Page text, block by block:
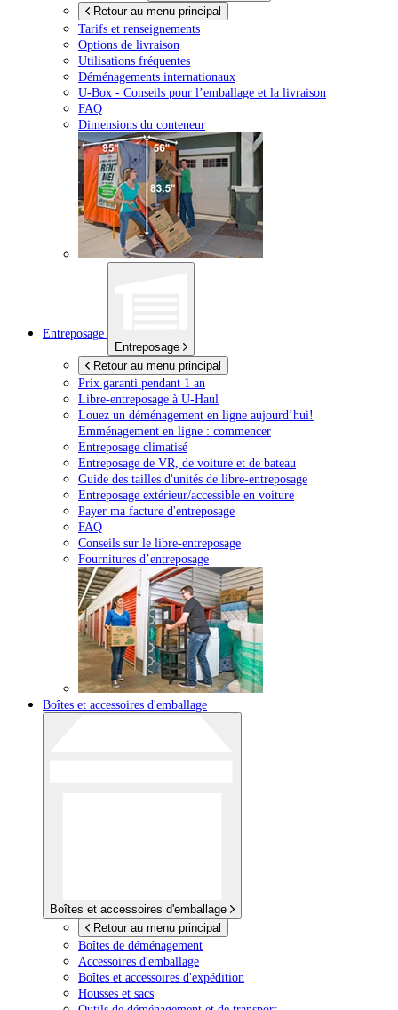
Retour au menu principal
Tarifs et renseignements
Options de livraison
Utilisations fréquentes
Déménagements internationaux
U-Box - Conseils pour l’emballage et la livraison
FAQ
Dimensions du conteneur
Entreposage
Entreposage
Retour au menu principal
Prix garanti pendant 1 an
Libre-entreposage à U-Haul
Louez un déménagement en ligne aujourd’hui!
Emménagement en ligne : commencer
Entreposage climatisé
Entreposage de VR, de voiture et de bateau
Guide des tailles d'unités de libre-entreposage
Entreposage extérieur/accessible en voiture
Payer ma facture d'entreposage
FAQ
Conseils sur le libre-entreposage
Fournitures d’entreposage
Boîtes et accessoires d'emballage
Boîtes et accessoires d'emballage
Retour au menu principal
Boîtes de déménagement
Accessoires d'emballage
Boîtes et accessoires d'expédition
Housses et sacs